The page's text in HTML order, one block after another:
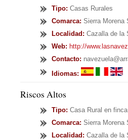
Tipo: Casas Rurales
Comarca: Sierra Morena
Localidad: Cazalla de la
Web: http://
Contacto:
Idiomas:
Riscos Altos
Tipo: Casa Rural en
Comarca: Sierra Morena
Localidad: Cazalla de la